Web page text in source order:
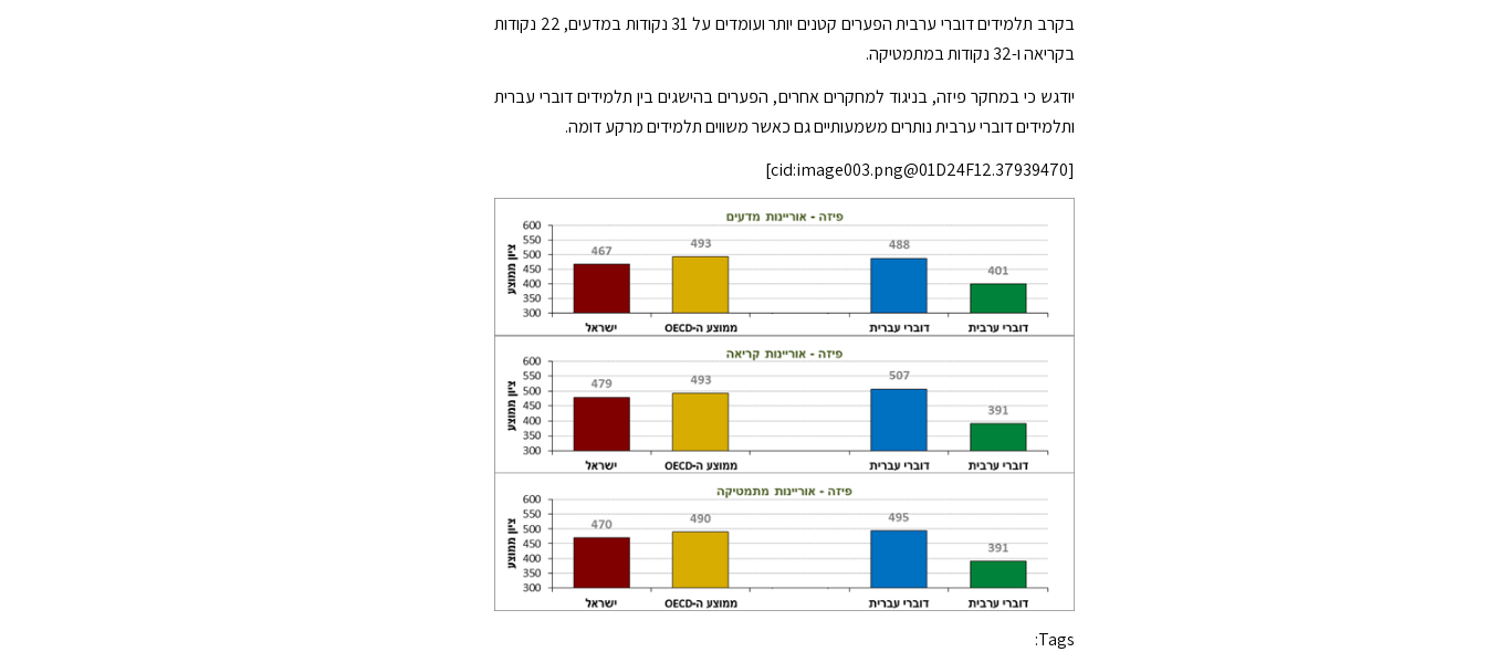
בקרב תלמידים דוברי ערבית הפערים קטנים יותר ועומדים על 31 נקודות במדעים, 22 נקודות
בקריאה ו-32 נקודות במתמטיקה.
יודגש כי במחקר פיזה, בניגוד למחקרים אחרים, הפערים בהישגים בין תלמידים דוברי עברית
ותלמידים דוברי ערבית נותרים משמעותיים גם כאשר משווים תלמידים מרקע דומה.
[cid:image003.png@01D24F12.37939470]
Tags: